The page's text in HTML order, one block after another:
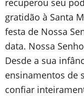
gratidão à Santa
festa de Nossa
data. Nossa
Desde a sua
ensinamentos de
confiar